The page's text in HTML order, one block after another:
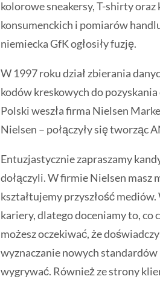
kolorowe sneakersy, T-shirty
konsumenckich i pomiarów
niemiecka GfK ogłosiły fuzję.
W 1997 roku dział zbierania
kodów kreskowych do
Polski weszła firma Nielsen
Nielsen – połączyły się tworząc
Entuzjastycznie zapraszamy
dołączyli. W firmie Nielsen
kształtujemy przyszłość
kariery, dlatego doceniamy to, co
możesz oczekiwać, że
wyznaczanie nowych
wygrywać. Również ze strony